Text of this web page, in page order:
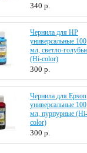
340 р.
Чернила для HP
универсальные 100
мл, светло-
(Hi-color)
300 р.
Чернила для Epson
универсальные 100
мл, пурпурные (Hi-
color)
300 р.